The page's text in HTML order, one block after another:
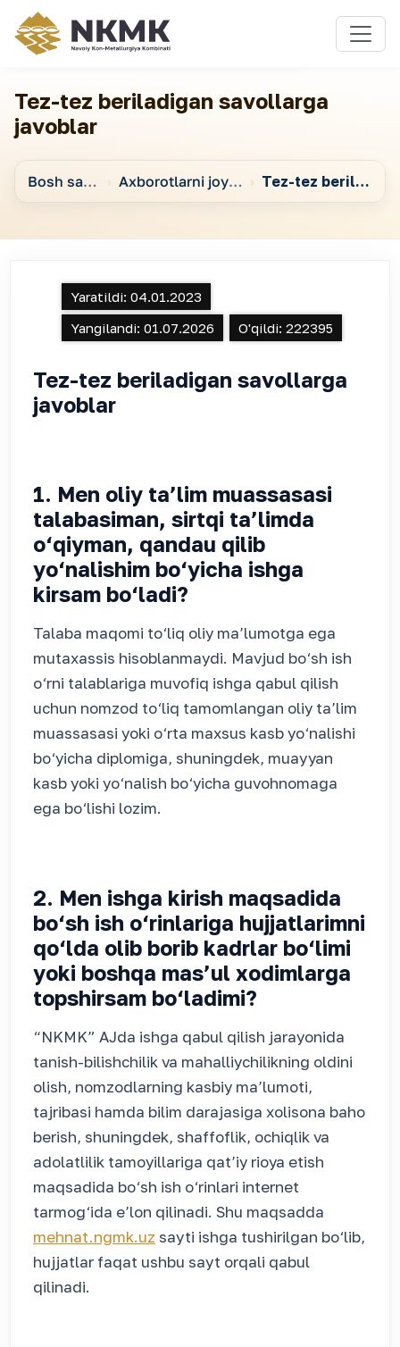
Tez-tez beriladigan savollarga
javoblar
Bosh sahifa Axborotlarni joylashtirish va elektron davlat xizmatlari ko‘rsatish Tez-tez beriladigan savollarga javoblar
Yaratildi: 04.01.2023
Yangilandi: 01.07.2026 O'qildi: 222395
Tez-tez beriladigan savollarga
javoblar
1. Men oliy ta’lim muassasasi
talabasiman, sirtqi ta’limda
o‘qiyman, qandau qilib
yo‘nalishim bo‘yicha ishga
kirsam bo‘ladi?
Talaba maqomi to‘liq oliy ma’lumotga ega
mutaxassis hisoblanmaydi. Mavjud bo‘sh ish
o‘rni talablariga muvofiq ishga qabul qilish
uchun nomzod to‘liq tamomlangan oliy ta’lim
muassasasi yoki o‘rta maxsus kasb yo‘nalishi
bo‘yicha diplomiga, shuningdek, muayyan
kasb yoki yo‘nalish bo‘yicha guvohnomaga
ega bo‘lishi lozim.
2. Men ishga kirish maqsadida
bo‘sh ish o‘rinlariga hujjatlarimni
qo‘lda olib borib kadrlar bo‘limi
yoki boshqa mas’ul xodimlarga
topshirsam bo‘ladimi?
“NKMK” AJda ishga qabul qilish jarayonida
tanish-bilishchilik va mahalliychilikning oldini
olish, nomzodlarning kasbiy ma’lumoti,
tajribasi hamda bilim darajasiga xolisona baho
berish, shuningdek, shaffoflik, ochiqlik va
adolatlilik tamoyillariga qat’iy rioya etish
maqsadida bo‘sh ish o‘rinlari internet
tarmog‘ida e’lon qilinadi. Shu maqsadda
mehnat.ngmk.uz sayti ishga tushirilgan bo‘lib,
hujjatlar faqat ushbu sayt orqali qabul
qilinadi.